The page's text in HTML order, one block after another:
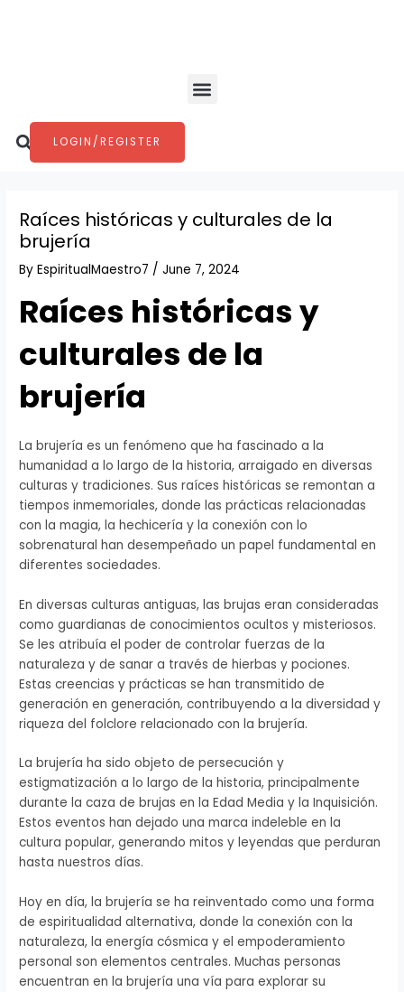
Menu
Search
LOGIN/REGISTER
Raíces históricas y culturales de la
brujería
ByEspiritualMaestro7 /June 7, 2024
Raíces históricas y
culturales de la
brujería
La brujería es un fenómeno que ha fascinado a la
humanidad a lo largo de la historia, arraigado en diversas
culturas y tradiciones. Sus raíces históricas se remontan a
tiempos inmemoriales, donde las prácticas relacionadas
con la magia, la hechicería y la conexión con lo
sobrenatural han desempeñado un papel fundamental en
diferentes sociedades.
En diversas culturas antiguas, las brujas eran consideradas
como guardianas de conocimientos ocultos y misteriosos.
Se les atribuía el poder de controlar fuerzas de la
naturaleza y de sanar a través de hierbas y pociones.
Estas creencias y prácticas se han transmitido de
generación en generación, contribuyendo a la diversidad y
riqueza del folclore relacionado con la brujería.
La brujería ha sido objeto de persecución y
estigmatización a lo largo de la historia, principalmente
durante la caza de brujas en la Edad Media y la Inquisición.
Estos eventos han dejado una marca indeleble en la
cultura popular, generando mitos y leyendas que perduran
hasta nuestros días.
Hoy en día, la brujería se ha reinventado como una forma
de espiritualidad alternativa, donde la conexión con la
naturaleza, la energía cósmica y el empoderamiento
personal son elementos centrales. Muchas personas
encuentran en la brujería una vía para explorar su